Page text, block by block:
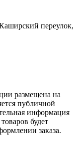
переулок,
размещена на
публичной
информация
будет
заказа.